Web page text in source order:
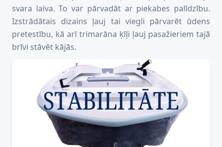
svara laiva. To var pārvadāt ar piekabes palīdzību.
Izstrādātais dizains ļauj tai viegli pārvarēt ūdens
pretestību, kā arī trimarāna ķīļi ļauj pasažieriem tajā
brīvi stāvēt kājās.